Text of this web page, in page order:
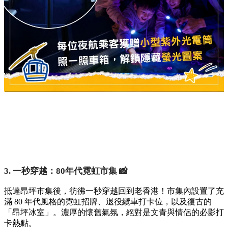
3. 一秒穿越：80年代霓虹市集 📸
抵達昂坪市集後，彷彿一秒穿越回到老香港！市集內設置了充
滿 80 年代風格的霓虹招牌、退役纜車打卡位，以及復古的
「昂坪冰室」。濃厚的懷舊氣氛，絕對是文青與情侶的必影打
卡熱點。